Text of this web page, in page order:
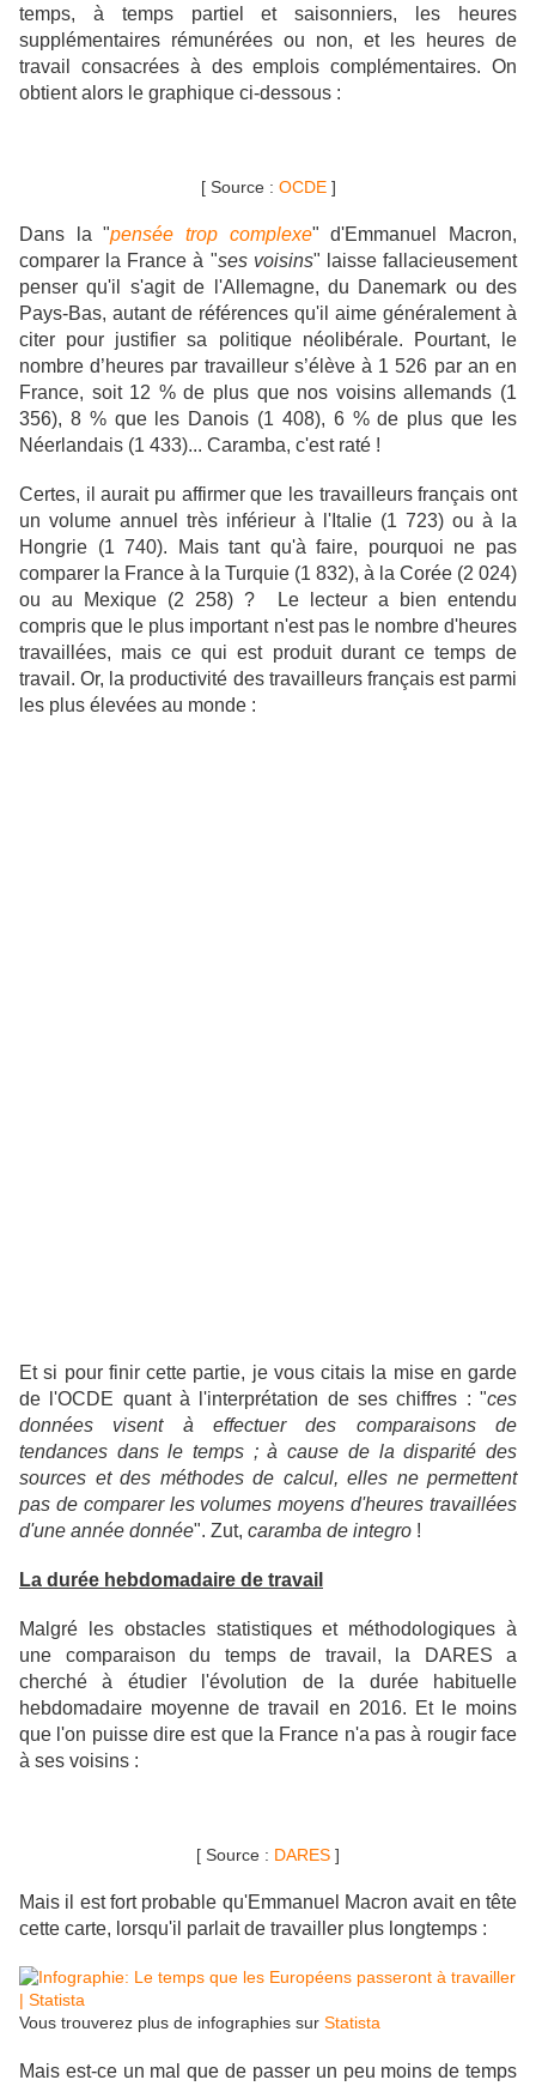
temps, à temps partiel et saisonniers, les heures
supplémentaires rémunérées ou non, et les heures de
travail consacrées à des emplois complémentaires. On
obtient alors le graphique ci-dessous :
[ Source : OCDE]
Dans la "pensée trop complexe" d'Emmanuel Macron,
comparer la France à "ses voisins" laisse fallacieusement
penser qu'il s'agit de l'Allemagne, du Danemark ou des
Pays-Bas, autant de références qu'il aime généralement à
citer pour justifier sa politique néolibérale. Pourtant, le
nombre d’heures par travailleur s’élève à 1 526 par an en
France, soit 12 % de plus que nos voisins allemands (1
356), 8 % que les Danois (1 408), 6 % de plus que les
Néerlandais (1 433)... Caramba, c'est raté !
Certes, il aurait pu affirmer que les travailleurs français ont
un volume annuel très inférieur à l'Italie (1 723) ou à la
Hongrie (1 740). Mais tant qu'à faire, pourquoi ne pas
comparer la France à la Turquie (1 832), à la Corée (2 024)
ou au Mexique (2 258) ? Le lecteur a bien entendu
compris que le plus important n'est pas le nombre d'heures
travaillées, mais ce qui est produit durant ce temps de
travail. Or, la productivité des travailleurs français est parmi
les plus élevées au monde :
Et si pour finir cette partie, je vous citais la mise en garde
de l'OCDE quant à l'interprétation de ses chiffres : "ces
données visent à effectuer des comparaisons de
tendances dans le temps ; à cause de la disparité des
sources et des méthodes de calcul, elles ne permettent
pas de comparer les volumes moyens d'heures travaillées
d'une année donnée". Zut, caramba de integro !
La durée hebdomadaire de travail
Malgré les obstacles statistiques et méthodologiques à
une comparaison du temps de travail, la DARES a
cherché à étudier l'évolution de la durée habituelle
hebdomadaire moyenne de travail en 2016. Et le moins
que l'on puisse dire est que la France n'a pas à rougir face
à ses voisins :
[ Source : DARES ]
Mais il est fort probable qu'Emmanuel Macron avait en tête
cette carte, lorsqu'il parlait de travailler plus longtemps :
Vous trouverez plus de infographies sur Statista
Mais est-ce un mal que de passer un peu moins de temps